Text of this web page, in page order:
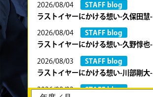
2026/08/04
STAFF blog
ラストイヤーにかける想い-久保田慧-
2026/08/04
STAFF blog
ラストイヤーにかける想い-久野惇也-
2026/08/03
STAFF blog
ラストイヤーにかける想い-川部剛大-
2026/08/02
STAFF blog